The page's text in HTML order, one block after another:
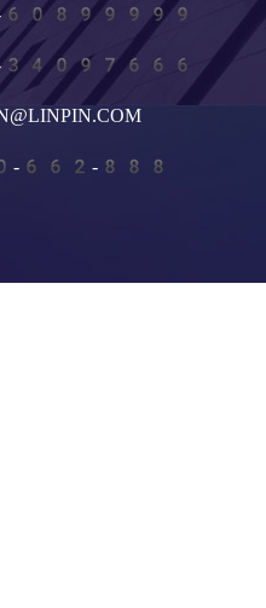
60899999
34097666
662-888